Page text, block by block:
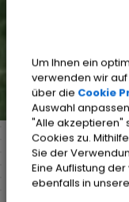
Markt
Ihr Anliegen
Um Ihnen ein
verwenden wir
über die Cookie
Auswahl
"Alle akzeptieren"
Cookies zu.
Sie der
Eine Auflistung
ebenfalls in